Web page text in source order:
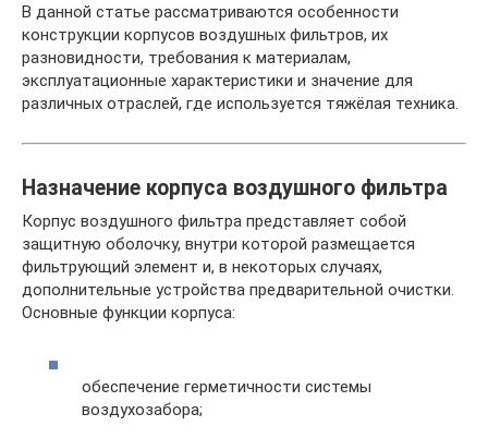
В данной статье рассматриваются особенности
конструкции корпусов воздушных фильтров, их
разновидности, требования к материалам,
эксплуатационные характеристики и значение для
различных отраслей, где используется тяжёлая техника.
Назначение корпуса воздушного фильтра
Корпус воздушного фильтра представляет собой
защитную оболочку, внутри которой размещается
фильтрующий элемент и, в некоторых случаях,
дополнительные устройства предварительной очистки.
Основные функции корпуса:
обеспечение герметичности системы
воздухозабора;